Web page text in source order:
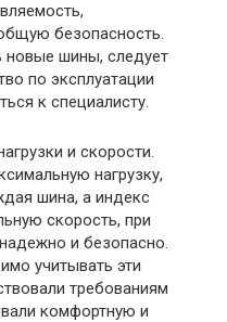
безопасность.
новые шины, следует
по эксплуатации
к специалисту.
и скорости.
нагрузку,
шина, а индекс
скорость, при
и безопасно.
учитывать эти
требованиям
комфортную и